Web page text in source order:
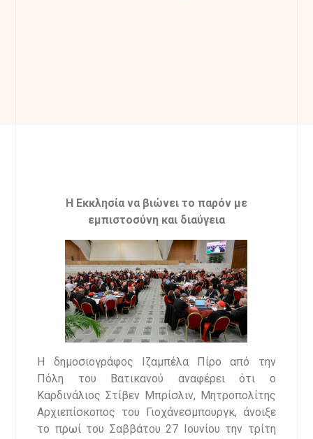
Η Εκκλησία να βιώνει το παρόν με
εμπιστοσύνη και διαύγεια
Η δημοσιογράφος Ιζαμπέλα Πίρο από την
Πόλη του Βατικανού αναφέρει ότι ο
Καρδινάλιος Στίβεν Μπρίσλιν, Μητροπολίτης
Αρχιεπίσκοπος του Γιοχάνεσμπουργκ, άνοιξε
το πρωί του Σαββάτου 27 Ιουνίου την τρίτη